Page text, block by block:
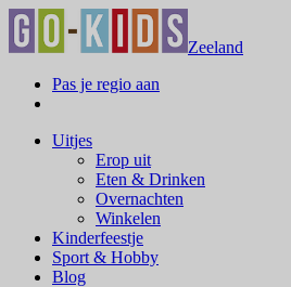
Zeeland
Pas je regio aan
Uitjes
Erop uit
Eten & Drinken
Overnachten
Winkelen
Kinderfeestje
Sport & Hobby
Blog